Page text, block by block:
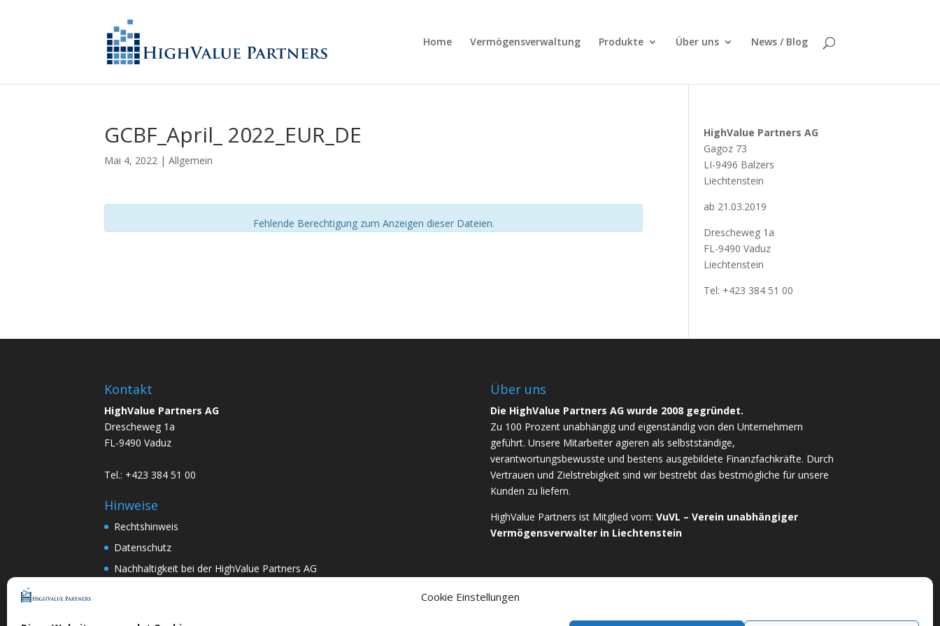
Cookie Einstellungen
Home Vermögensverwaltung Produkte Über uns News / Blog
GCBF_April_ 2022_EUR_DE
Mai 4, 2022 | Allgemein
Fehlende Berechtigung zum Anzeigen dieser Dateien.
HighValue Partners AG
Gagoz 73
LI-9496 Balzers
Liechtenstein
ab 21.03.2019
Drescheweg 1a
FL-9490 Vaduz
Liechtenstein
Tel: +423 384 51 00
Kontakt
HighValue Partners AG
Drescheweg 1a
FL-9490 Vaduz
Tel.: +423 384 51 00
Hinweise
Rechtshinweis
Datenschutz
Nachhaltigkeit bei der HighValue Partners AG
Über uns
Die HighValue Partners AG wurde 2008 gegründet.
Zu 100 Prozent unabhängig und eigenständig von den Unternehmern
geführt. Unsere Mitarbeiter agieren als selbstständige,
verantwortungsbewusste und bestens ausgebildete Finanzfachkräfte. Durch
Vertrauen und Zielstrebigkeit sind wir bestrebt das bestmögliche für unsere
Kunden zu liefern.
HighValue Partners ist Mitglied vom: VuVL – Verein unabhängiger
Vermögensverwalter in Liechtenstein